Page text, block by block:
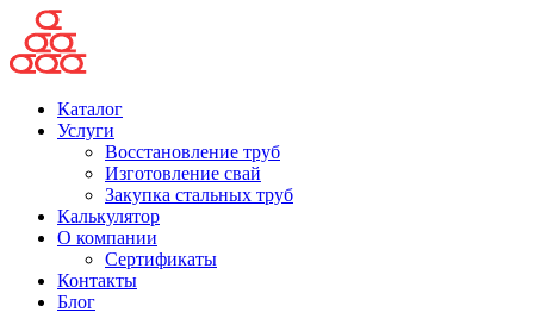
Каталог
Услуги
Восстановление труб
Изготовление свай
Закупка стальных труб
Калькулятор
О компании
Сертификаты
Контакты
Блог